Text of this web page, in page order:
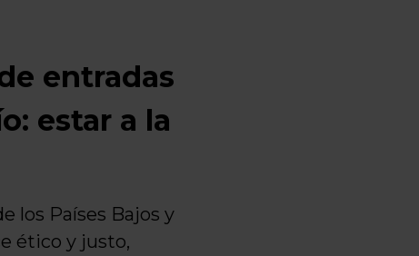
entradas
estar a la
los Países Bajos y
ético y justo,